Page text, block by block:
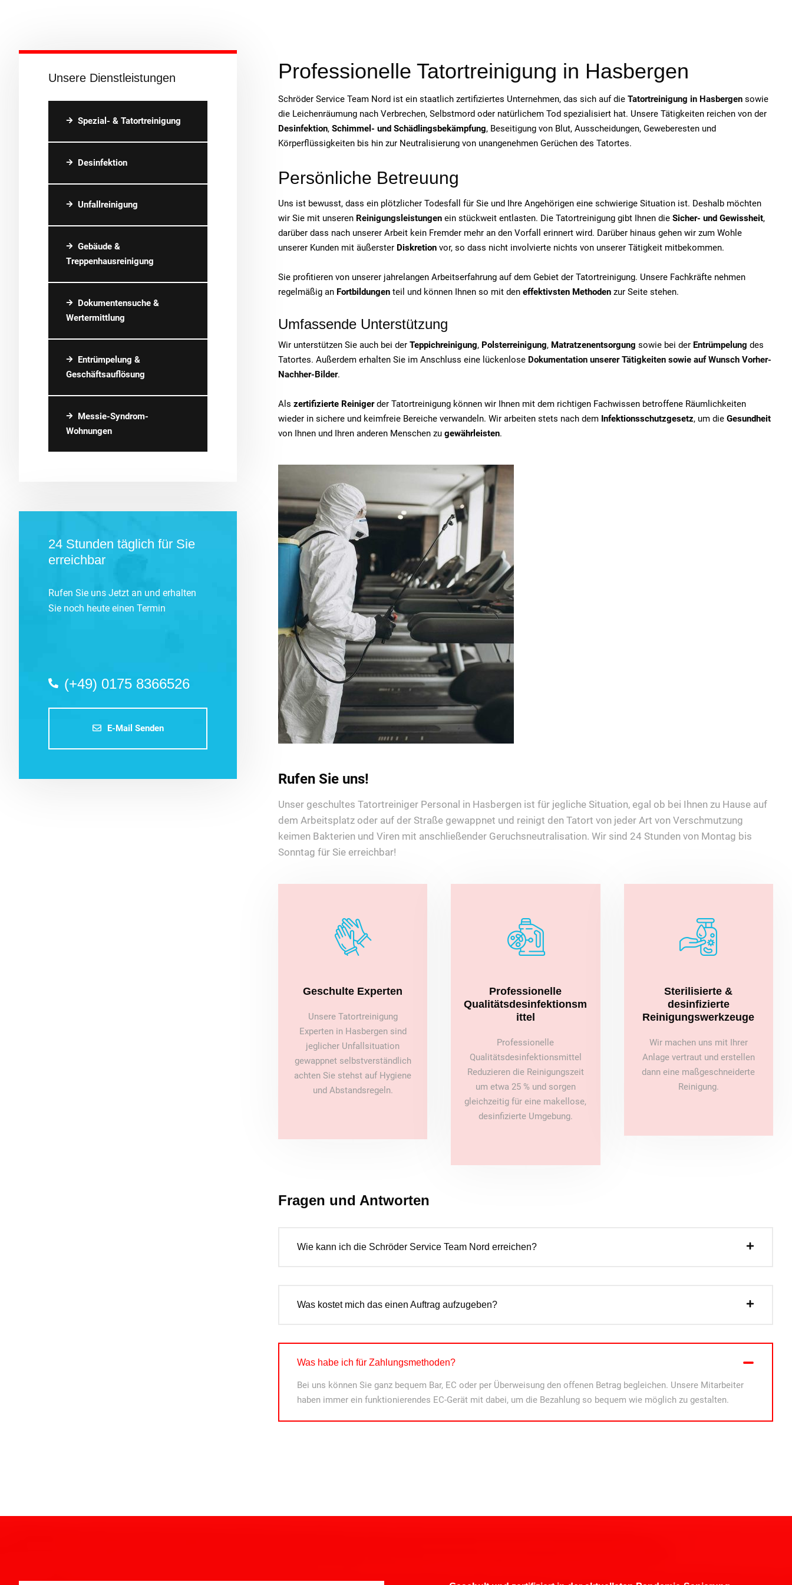
Unsere Dienstleistungen
Spezial- & Tatortreinigung
Desinfektion
Unfallreinigung
Gebäude &
Treppenhausreinigung
Dokumentensuche &
Wertermittlung
Entrümpelung &
Geschäftsauflösung
Messie-Syndrom-
Wohnungen
24 Stunden täglich für Sie
erreichbar
Rufen Sie uns Jetzt an und erhalten
Sie noch heute einen Termin
(+49) 0175 8366526
E-Mail Senden
Professionelle Tatortreinigung in Hasbergen
Schröder Service Team Nord ist ein staatlich zertifiziertes Unternehmen, das sich auf die Tatortreinigung in Hasbergen sowie
die Leichenräumung nach Verbrechen, Selbstmord oder natürlichem Tod spezialisiert hat. Unsere Tätigkeiten reichen von der
Desinfektion, Schimmel- und Schädlingsbekämpfung, Beseitigung von Blut, Ausscheidungen, Geweberesten und
Körperflüssigkeiten bis hin zur Neutralisierung von unangenehmen Gerüchen des Tatortes.
Persönliche Betreuung
Uns ist bewusst, dass ein plötzlicher Todesfall für Sie und Ihre Angehörigen eine schwierige Situation ist. Deshalb möchten
wir Sie mit unseren Reinigungsleistungen ein stückweit entlasten. Die Tatortreinigung gibt Ihnen die Sicher- und Gewissheit,
darüber dass nach unserer Arbeit kein Fremder mehr an den Vorfall erinnert wird. Darüber hinaus gehen wir zum Wohle
unserer Kunden mit äußerster Diskretion vor, so dass nicht involvierte nichts von unserer Tätigkeit mitbekommen.
Sie profitieren von unserer jahrelangen Arbeitserfahrung auf dem Gebiet der Tatortreinigung. Unsere Fachkräfte nehmen
regelmäßig an Fortbildungen teil und können Ihnen so mit den effektivsten Methoden zur Seite stehen.
Umfassende Unterstützung
Wir unterstützen Sie auch bei der Teppichreinigung, Polsterreinigung, Matratzenentsorgung sowie bei der Entrümpelung des
Tatortes. Außerdem erhalten Sie im Anschluss eine lückenlose Dokumentation unserer Tätigkeiten sowie auf Wunsch Vorher-
Nachher-Bilder.
Als zertifizierte Reinigerder Tatortreinigung können wir Ihnen mit dem richtigen Fachwissen betroffene Räumlichkeiten
wieder in sichere und keimfreie Bereiche verwandeln. Wir arbeiten stets nach dem Infektionsschutzgesetz, um die Gesundheit
von Ihnen und Ihren anderen Menschen zu gewährleisten.
Rufen Sie uns!
Unser geschultes Tatortreiniger Personal in Hasbergen ist für jegliche Situation, egal ob bei Ihnen zu Hause auf
dem Arbeitsplatz oder auf der Straße gewappnet und reinigt den Tatort von jeder Art von Verschmutzung
keimen Bakterien und Viren mit anschließender Geruchsneutralisation. Wir sind 24 Stunden von Montag bis
Sonntag für Sie erreichbar!
Geschulte Experten
Unsere Tatortreinigung
Experten in Hasbergen sind
jeglicher Unfallsituation
gewappnet selbstverständlich
achten Sie stehst auf Hygiene
und Abstandsregeln.
Professionelle
Qualitätsdesinfektionsm
ittel
Professionelle
Qualitätsdesinfektionsmittel
Reduzieren die Reinigungszeit
um etwa 25 % und sorgen
gleichzeitig für eine makellose,
desinfizierte Umgebung.
Sterilisierte &
desinfizierte
Reinigungswerkzeuge
Wir machen uns mit Ihrer
Anlage vertraut und erstellen
dann eine maßgeschneiderte
Reinigung.
Fragen und Antworten
Wie kann ich die Schröder Service Team Nord erreichen?
Was kostet mich das einen Auftrag aufzugeben?
Was habe ich für Zahlungsmethoden?
Bei uns können Sie ganz bequem Bar, EC oder per Überweisung den offenen Betrag begleichen. Unsere Mitarbeiter
haben immer ein funktionierendes EC-Gerät mit dabei, um die Bezahlung so bequem wie möglich zu gestalten.